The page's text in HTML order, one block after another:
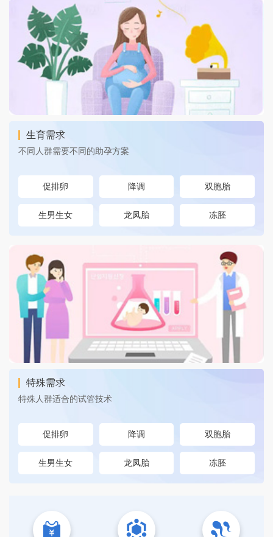
生育需求
不同人群需要不同的助孕方案
促排卵 降调 双胞胎
生男生女 龙凤胎 冻胚
特殊需求
特殊人群适合的试管技术
促排卵 降调 双胞胎
生男生女 龙凤胎 冻胚